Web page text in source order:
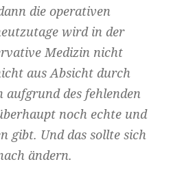
die operativen
wird in der
Medizin nicht
aus Absicht durch
aufgrund des fehlenden
noch echte und
gibt. Und das sollte sich
ändern.